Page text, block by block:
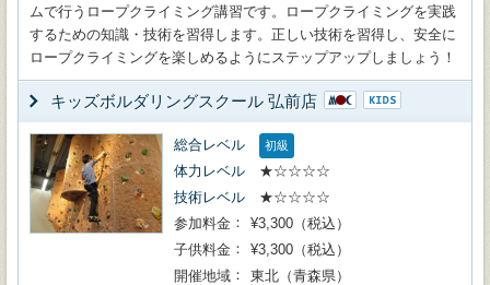
ムで行うロープクライミング講習です。ロープクライミングを実践
するための知識・技術を習得します。正しい技術を習得し、安全に
ロープクライミングを楽しめるようにステップアップしましょう！
キッズボルダリングスクール 弘前店
総合レベル 初級
体力レベル
★☆☆☆☆
技術レベル
★☆☆☆☆
参加料金
¥3,300（税込）
子供料金
¥3,300（税込）
開催地域
東北（青森県）